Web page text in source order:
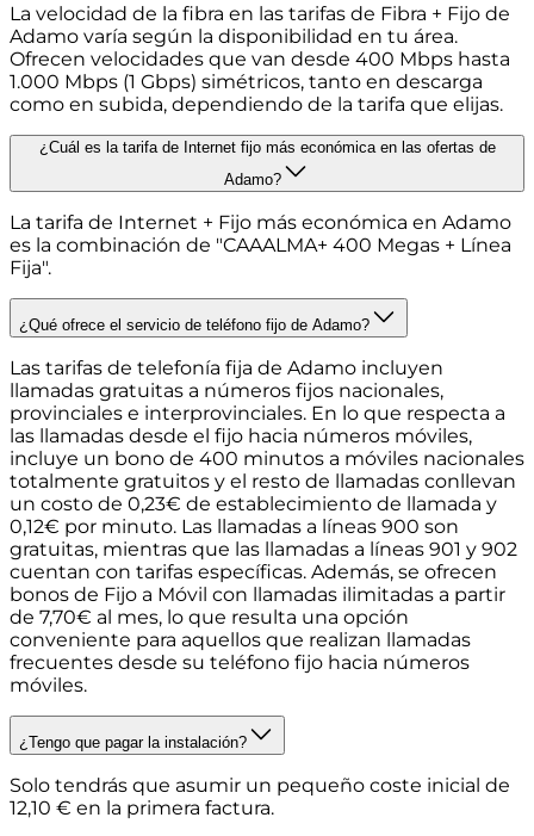
La velocidad de la fibra en las tarifas de Fibra + Fijo de
Adamo varía según la disponibilidad en tu área.
Ofrecen velocidades que van desde 400 Mbps hasta
1.000 Mbps (1 Gbps) simétricos, tanto en descarga
como en subida, dependiendo de la tarifa que elijas.
¿Cuál es la tarifa de Internet fijo más económica en las ofertas de
Adamo?
La tarifa de Internet + Fijo más económica en Adamo
es la combinación de "CAAALMA+ 400 Megas + Línea
Fija".
¿Qué ofrece el servicio de teléfono fijo de Adamo?
Las tarifas de telefonía fija de Adamo incluyen
llamadas gratuitas a números fijos nacionales,
provinciales e interprovinciales. En lo que respecta a
las llamadas desde el fijo hacia números móviles,
incluye un bono de 400 minutos a móviles nacionales
totalmente gratuitos y el resto de llamadas conllevan
un costo de 0,23€ de establecimiento de llamada y
0,12€ por minuto. Las llamadas a líneas 900 son
gratuitas, mientras que las llamadas a líneas 901 y 902
cuentan con tarifas específicas. Además, se ofrecen
bonos de Fijo a Móvil con llamadas ilimitadas a partir
de 7,70€ al mes, lo que resulta una opción
conveniente para aquellos que realizan llamadas
frecuentes desde su teléfono fijo hacia números
móviles.
¿Tengo que pagar la instalación?
Solo tendrás que asumir un pequeño coste inicial de
12,10 € en la primera factura.